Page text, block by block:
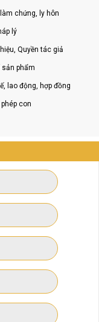
chứng, ly hôn
lý
Quyền tác giả
sản phẩm
lao động, hợp đồng
con